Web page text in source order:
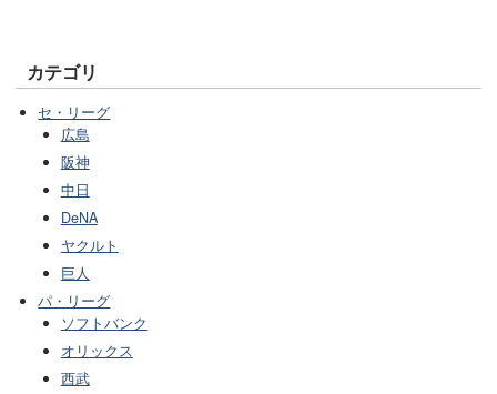
カテゴリ
セ・リーグ
広島
阪神
中日
DeNA
ヤクルト
巨人
パ・リーグ
ソフトバンク
オリックス
西武